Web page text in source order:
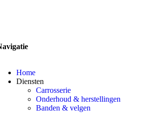
Home
Diensten
Carrosserie
Onderhoud & herstellingen
Banden & velgen